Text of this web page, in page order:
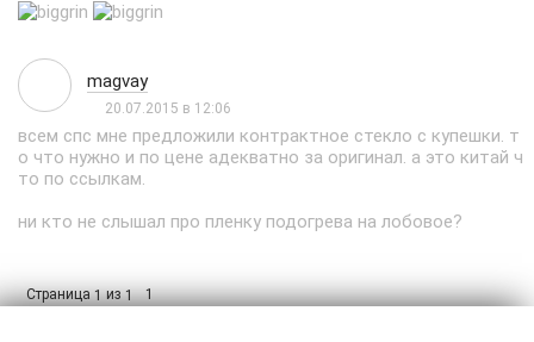
magvay
20.07.2015 в 12:06
всем спс мне предложили контрактное стекло с купешки. т
о что нужно и по цене адекватно за оригинал. а это китай ч
то по ссылкам.
ни кто не слышал про пленку подогрева на лобовое?
Страница1из1 1